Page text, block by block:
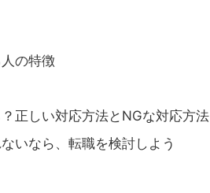
の特徴
正しい対応方法とNGな対応方法
いなら、転職を検討しよう